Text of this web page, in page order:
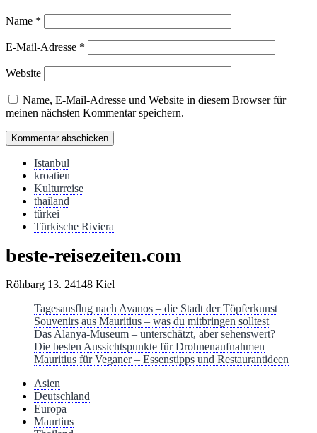
Name *
E-Mail-Adresse *
Website
Name, E-Mail-Adresse und Website in diesem Browser für
meinen nächsten Kommentar speichern.
Istanbul
kroatien
Kulturreise
thailand
türkei
Türkische Riviera
beste-reisezeiten.com
Röhbarg 13. 24148 Kiel
Tagesausflug nach Avanos – die Stadt der Töpferkunst
Souvenirs aus Mauritius – was du mitbringen solltest
Das Alanya-Museum – unterschätzt, aber sehenswert?
Die besten Aussichtspunkte für Drohnenaufnahmen
Mauritius für Veganer – Essenstipps und Restaurantideen
Asien
Deutschland
Europa
Maurtius